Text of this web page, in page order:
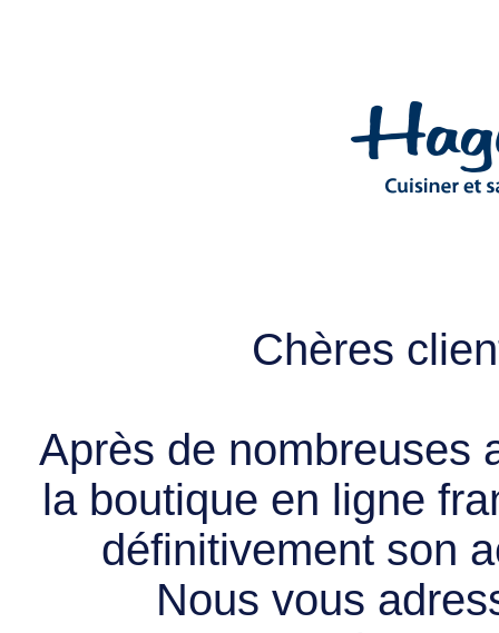
Chères
Après de nombreuses
la boutique en ligne
définitivement son
Nous vous